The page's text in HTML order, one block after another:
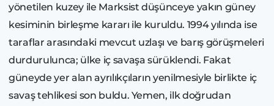
yönetilen kuzey ile Marksist düşünceye yakın güney
kesiminin birleşme kararı ile kuruldu. 1994 yılında ise
taraflar arasındaki mevcut uzlaşı ve barış görüşmeleri
durdurulunca; ülke iç savaşa sürüklendi. Fakat
güneyde yer alan ayrılıkçıların yenilmesiyle birlikte iç
savaş tehlikesi son buldu. Yemen, ilk doğrudan